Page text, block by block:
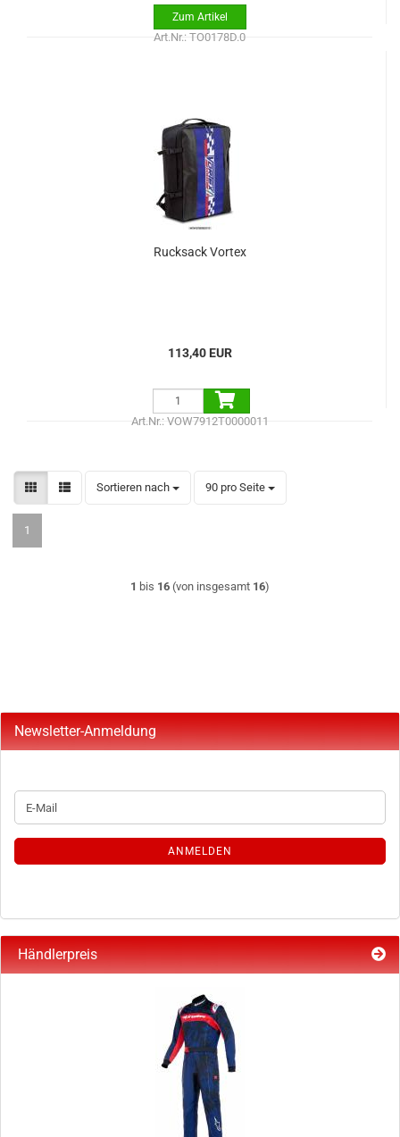
Art.Nr.: TO0178D.0
Rucksack Vortex
113,40 EUR
Art.Nr.: VOW7912T0000011
Sortieren nach
Sortieren nach 90 pro Seite
pro Seite
1
1 bis 16 (von insgesamt 16)
Newsletter-Anmeldung
WEITER
ZUR
ANMELDUNG
E-
Mail
ANMELDEN
Händlerpreis